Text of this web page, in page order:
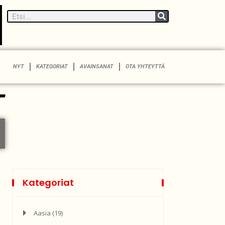
NYT KATEGORIAT AVAINSANAT OTA YHTEYTTÄ
Kategoriat
Aasia (19)